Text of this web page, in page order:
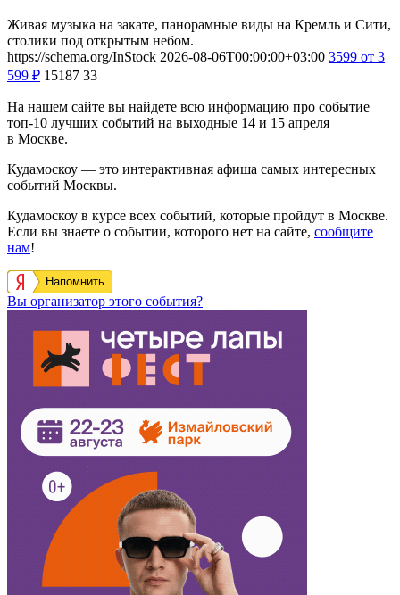
Живая музыка на закате, панорамные виды на Кремль и Сити,
столики под открытым небом.
https://schema.org/InStock 2026-08-06T00:00:00+03:00 3599 от 3
599 ₽ 15187 33
На нашем сайте вы найдете всю информацию про событие
топ-10 лучших событий на выходные 14 и 15 апреля
в Москве.
Кудамоскоу — это интерактивная афиша самых интересных
событий Москвы.
Кудамоскоу в курсе всех событий, которые пройдут в Москве.
Если вы знаете о событии, которого нет на сайте, сообщите
нам!
Напомнить
Вы организатор этого события?